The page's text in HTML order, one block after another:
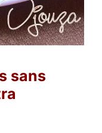
sans